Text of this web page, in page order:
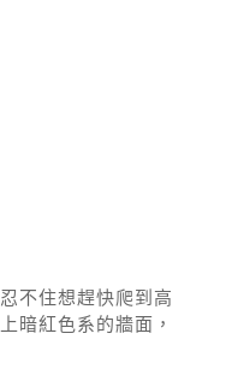
不住想趕快爬到高
暗紅色系的牆面，